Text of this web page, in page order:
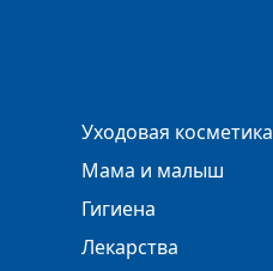
Уходовая косметика
Мама и малыш
Гигиена
Лекарства